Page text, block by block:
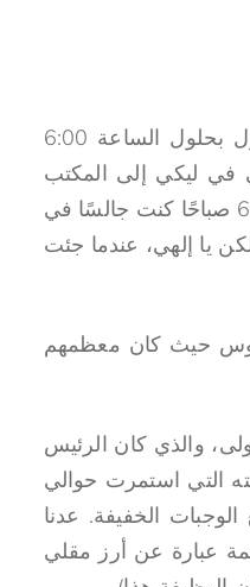
في اليوم التالي، بدأت الدروس بجدية في تمام الساعة الثامنة صباحًا. غادرت المنزل بحلول الساعة 6:00
في ليكي إلى المكتب
حوالي 40 دقيقة، مع حركة مرور صغيرة صغيرة في الصباح الباكر. بحلول الساعة 6:42 صباحًا كنت جالسًا في
يا إلهي، عندما جئت
حيث كان معظمهم
مُيسِّر الدورة الأولى، والذي كان الرئيس
التي استمرت حوالي
الخفيفة. عدنا
عبارة عن أرز مقلي